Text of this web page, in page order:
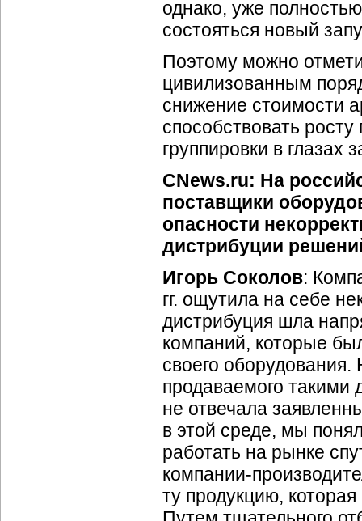
однако, уже
состояться новый
Поэтому можно
цивилизованным
снижение стоимости
способствовать
группировки в глазах
CNews.ru: На
поставщики
опасности
дистрибуции
Игорь Соколов:
гг. ощутила на себе
дистрибуция шла
компаний, которые
своего
продаваемого такими
не отвечала
в этой среде, мы
работать на рынке
компании-
ту продукцию,